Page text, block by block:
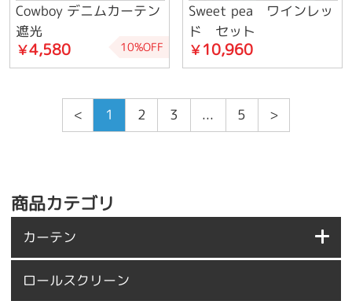
10%OFF
Cowboy デニムカーテン
遮光
￥4,580
Sweet pea ワインレッ
ド セット
￥10,960
< 1 2 3 ... 5 >
商品カテゴリ
カーテン
ロールスクリーン